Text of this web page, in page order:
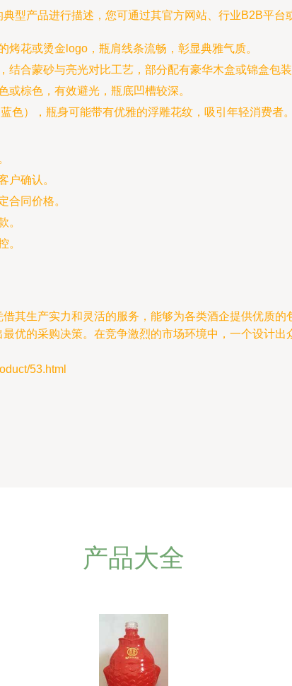
型产品进行描述，您可通过其官方网站、行业B2B平台
烤花或烫金logo，瓶肩线条流畅，彰显典雅气质。
结合蒙砂与亮光对比工艺，部分配有豪华木盒或锦盒包
或棕色，有效避光，瓶底凹槽较深。
色），瓶身可能带有优雅的浮雕花纹，吸引年轻消费者
户确认。
合同价格。
。
。
其生产实力和灵活的服务，能够为各类酒企提供优质
优的采购决策。在竞争激烈的市场环境中，一个设计
53.html
产品大全